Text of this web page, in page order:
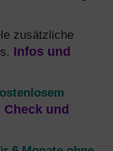
zusätzliche
Infos und
Check und